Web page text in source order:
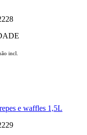
incl.
e waffles 1,5L